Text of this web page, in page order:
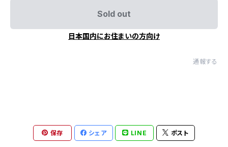
Sold out
日本国内にお住まいの方向け
通報する
保存 シェア LINE ポスト